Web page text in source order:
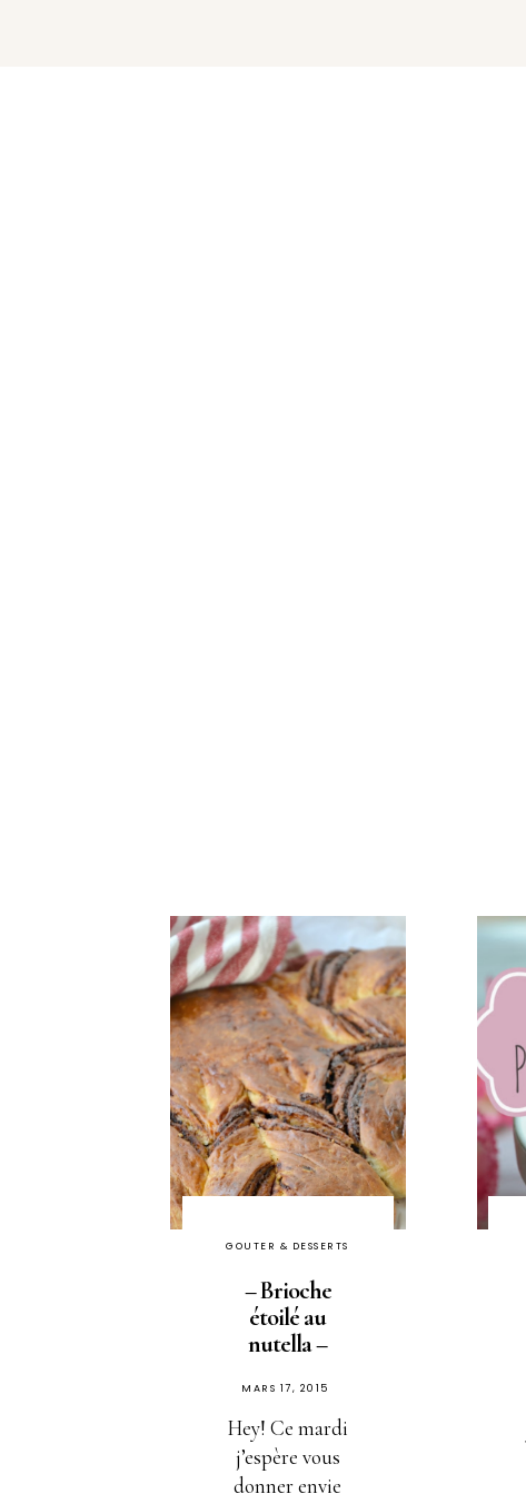
GOUTER & DESSERTS
– Brioche
étoilé au
nutella –
PUBLIÉ
MARS 17, 2015
Hey! Ce mardi
j’espère vous
donner envie